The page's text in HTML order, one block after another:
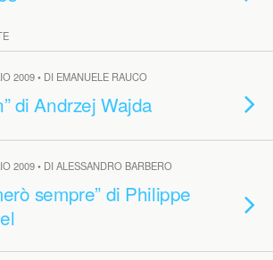
2009 • DI EMANUELE RAUCO
di Andrzej Wajda
2009 • DI ALESSANDRO BARBERO
sempre” di Philippe